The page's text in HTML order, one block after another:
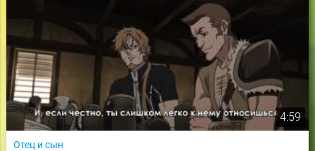
4:59
Отец и сын